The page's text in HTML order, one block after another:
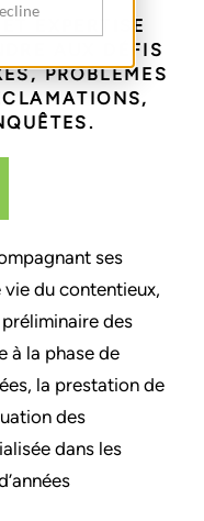
EXPERTISE
AUX DÉFIS
PROBLÈMES
ses
du contentieux,
des
à la phase de
la prestation de
des
dans les